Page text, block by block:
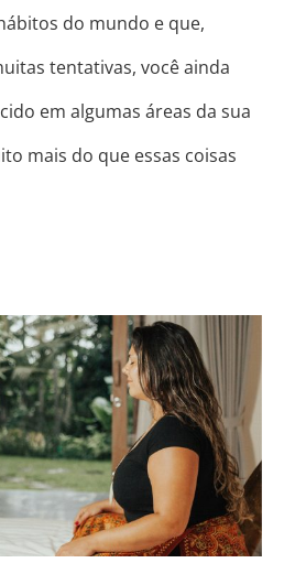
do mundo e que,
tentativas, você ainda
em algumas áreas da sua
mais do que essas coisas
É SER LUZ